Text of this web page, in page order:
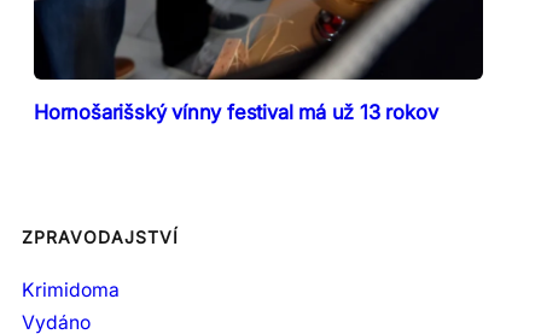
Hornošarišský vínny festival má už 13 rokov
ZPRAVODAJSTVÍ
Krimidoma
Vydáno